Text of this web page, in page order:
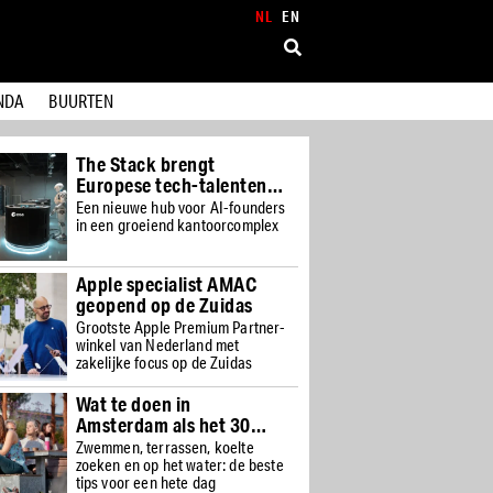
NL EN
BUURTEN
samen
Een nieuwe hub voor AI-founders
in een groeiend kantoorcomplex
Apple specialist AMAC
geopend op de Zuidas
Grootste Apple Premium Partner-
winkel van Nederland met
zakelijke focus op de Zuidas
Wat te doen in
Amsterdam als het 30
graden is
Zwemmen, terrassen, koelte
zoeken en op het water: de beste
tips voor een hete dag
Gashouder,
cultuurpodium Westergas
heropent
Monumentale verbouwing geeft
iconische locatie een nieuwe
toekomst voor live, dance, art en